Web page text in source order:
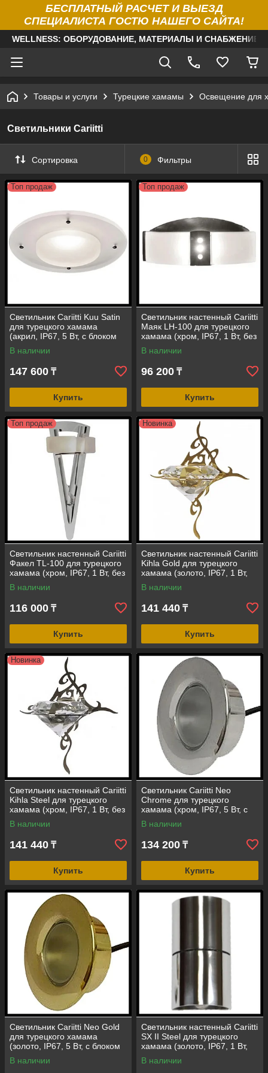
БЕСПЛАТНЫЙ РАСЧЕТ И ВЫЕЗД
СПЕЦИАЛИСТА ГОСТЮ НАШЕГО САЙТА!
WELLNESS: ОБОРУДОВАНИЕ, МАТЕРИАЛЫ И
Товары и услуги Турецкие хамамы Освещение для
Светильники Cariitti
Сортировка 0 Фильтры
Топ продаж
Светильник Cariitti Kuu Satin
для турецкого хамама
(акрил, IP67, 5 Вт, с блоком
питания, с источником света)
В наличии
147 600 ₸
Купить
Топ продаж
Светильник настенный Cariitti
Маяк LH-100 для турецкого
хамама (хром, IP67, 1 Вт, без
источника света)
В наличии
96 200 ₸
Купить
Топ продаж
Светильник настенный Cariitti
Факел TL-100 для турецкого
хамама (хром, IP67, 1 Вт, без
источника света)
В наличии
116 000 ₸
Купить
Новинка
Светильник настенный Cariitti
Kihla Gold для турецкого
хамама (золото, IP67, 1 Вт,
без источника света)
В наличии
141 440 ₸
Купить
Новинка
Светильник настенный Cariitti
Kihla Steel для турецкого
хамама (хром, IP67, 1 Вт, без
источника света)
В наличии
141 440 ₸
Купить
Светильник Cariitti Neo
Chrome для турецкого
хамама (хром, IP67, 5 Вт, с
блоком питания, с
источником света)
В наличии
134 200 ₸
Купить
Светильник Cariitti Neo Gold
для турецкого хамама
(золото, IP67, 5 Вт, с блоком
питания, с источником света)
В наличии
Светильник настенный Cariitti
SX II Steel для турецкого
хамама (золото, IP67, 1 Вт,
без источника света)
В наличии